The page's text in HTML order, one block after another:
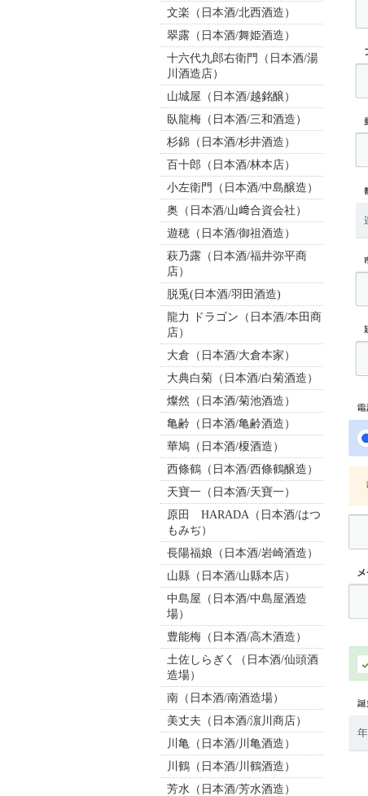
文楽（日本酒/北西酒造）
翠露（日本酒/舞姫酒造）
十六代九郎右衛門（日本酒/湯
川酒造店）
山城屋（日本酒/越銘醸）
臥龍梅（日本酒/三和酒造）
杉錦（日本酒/杉井酒造）
百十郎（日本酒/林本店）
小左衛門（日本酒/中島醸造）
奥（日本酒/山﨑合資会社）
遊穂（日本酒/御祖酒造）
萩乃露（日本酒/福井弥平商
店）
脱兎(日本酒/羽田酒造)
龍力 ドラゴン（日本酒/本田商
店）
大倉（日本酒/大倉本家）
大典白菊（日本酒/白菊酒造）
燦然（日本酒/菊池酒造）
亀齢（日本酒/亀齢酒造）
華鳩（日本酒/榎酒造）
西條鶴（日本酒/西條鶴醸造）
天寶一（日本酒/天寶一）
原田 HARADA（日本酒/はつ
もみぢ）
長陽福娘（日本酒/岩崎酒造）
山縣（日本酒/山縣本店）
中島屋（日本酒/中島屋酒造
場）
豊能梅（日本酒/高木酒造）
土佐しらぎく（日本酒/仙頭酒
造場）
南（日本酒/南酒造場）
美丈夫（日本酒/濵川商店）
川亀（日本酒/川亀酒造）
川鶴（日本酒/川鶴酒造）
芳水（日本酒/芳水酒造）